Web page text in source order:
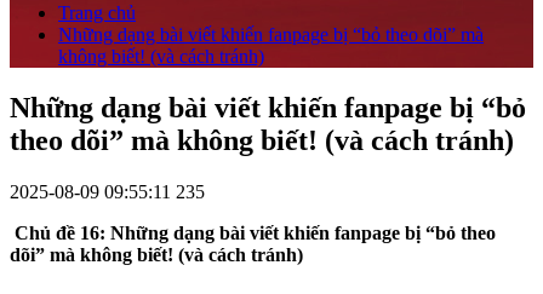
Trang chủ
Những dạng bài viết khiến fanpage bị “bỏ theo dõi” mà
không biết! (và cách tránh)
Những dạng bài viết khiến fanpage bị “bỏ
theo dõi” mà không biết! (và cách tránh)
2025-08-09 09:55:11 235
Chủ đề 16: Những dạng bài viết khiến fanpage bị “bỏ theo
dõi” mà không biết! (và cách tránh)